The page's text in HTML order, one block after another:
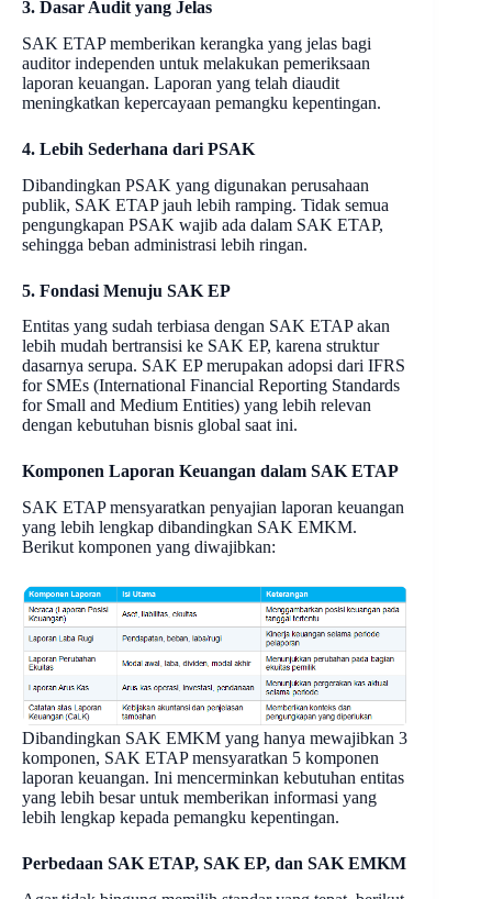
3. Dasar Audit yang Jelas
SAK ETAP memberikan kerangka yang jelas bagi
auditor independen untuk melakukan pemeriksaan
laporan keuangan. Laporan yang telah diaudit
meningkatkan kepercayaan pemangku kepentingan.
4. Lebih Sederhana dari PSAK
Dibandingkan PSAK yang digunakan perusahaan
publik, SAK ETAP jauh lebih ramping. Tidak semua
pengungkapan PSAK wajib ada dalam SAK ETAP,
sehingga beban administrasi lebih ringan.
5. Fondasi Menuju SAK EP
Entitas yang sudah terbiasa dengan SAK ETAP akan
lebih mudah bertransisi ke SAK EP, karena struktur
dasarnya serupa. SAK EP merupakan adopsi dari IFRS
for SMEs (International Financial Reporting Standards
for Small and Medium Entities) yang lebih relevan
dengan kebutuhan bisnis global saat ini.
Komponen Laporan Keuangan dalam SAK ETAP
SAK ETAP mensyaratkan penyajian laporan keuangan
yang lebih lengkap dibandingkan SAK EMKM.
Berikut komponen yang diwajibkan:
Dibandingkan SAK EMKM yang hanya mewajibkan 3
komponen, SAK ETAP mensyaratkan 5 komponen
laporan keuangan. Ini mencerminkan kebutuhan entitas
yang lebih besar untuk memberikan informasi yang
lebih lengkap kepada pemangku kepentingan.
Perbedaan SAK ETAP, SAK EP, dan SAK EMKM